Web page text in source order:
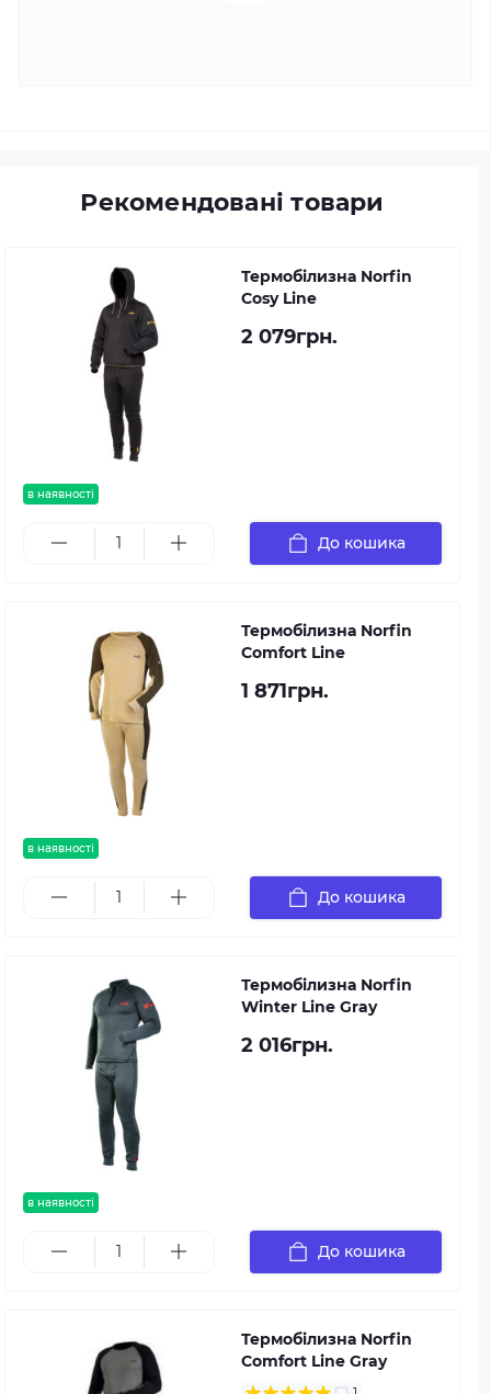
Рекомендовані товари
в наявності
Термобілизна Norfin
Cosy Line
2 079грн.
До кошика
в наявності
Термобілизна Norfin
Comfort Line
1 871грн.
До кошика
в наявності
Термобілизна Norfin
Winter Line Gray
2 016грн.
До кошика
Термобілизна Norfin
Comfort Line Gray